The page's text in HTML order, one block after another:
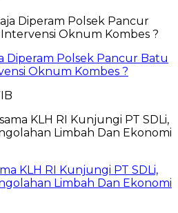
Diperam Polsek Pancur Batu
Oknum Kombes ?
KLH RI Kunjungi PT SDLi,
Limbah Dan Ekonomi